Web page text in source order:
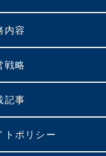
内容
戦略
記事
トポリシー